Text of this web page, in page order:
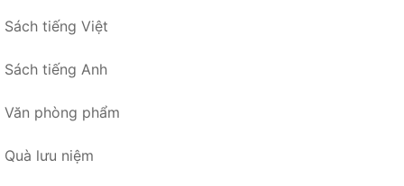
Sách tiếng Việt
Sách tiếng Anh
Văn phòng phẩm
Quà lưu niệm